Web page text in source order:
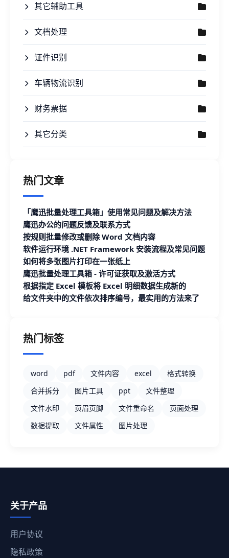
其它辅助工具
文档处理
证件识别
车辆物流识别
财务票据
其它分类
热门文章
「鹰迅批量处理工具箱」使用常见问题及解决方法
鹰迅办公的问题反馈及联系方式
按规则批量修改或删除 Word 文档内容
软件运行环境 .NET Framework 安装流程及常见问题
如何将多张图片打印在一张纸上
鹰迅批量处理工具箱 - 许可证获取及激活方式
根据指定 Excel 模板将 Excel 明细数据生成新的
Excel 文档
给文件夹中的文件依次排序编号，最实用的方法来了
热门标签
word pdf 文件内容 excel
格式转换
合并拆分
图片工具 ppt
文件整理
文件水印
页眉页脚 文件重命名
页面处理
数据提取
文件属性 图片处理
关于产品
用户协议
隐私政策